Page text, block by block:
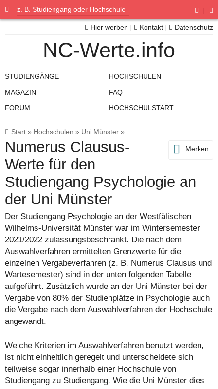
Start » Hochschulen » Uni Münster »
Merken
Numerus Clausus-
Werte für den
Studiengang Psychologie an
der Uni Münster
Der Studiengang Psychologie an der Westfälischen
Wilhelms-Universität Münster war im Wintersemester
2021/2022 zulassungsbeschränkt. Die nach dem
Auswahlverfahren ermittelten Grenzwerte für die
einzelnen Vergabeverfahren (z. B. Numerus Clausus und
Wartesemester) sind in der unten folgenden Tabelle
aufgeführt. Zusätzlich wurde an der Uni Münster bei der
Vergabe von 80% der Studienplätze in Psychologie auch
die Vergabe nach dem Auswahlverfahren der Hochschule
angewandt.
Welche Kriterien im Auswahlverfahren benutzt werden,
ist nicht einheitlich geregelt und unterscheidete sich
teilweise sogar innerhalb einer Hochschule von
Studiengang zu Studiengang. Wie die Uni Münster dies
Hier werben Kontakt Datenschutz
NC-Werte.info
STUDIENGÄNGE HOCHSCHULEN
MAGAZIN FAQ
FORUM HOCHSCHULSTART